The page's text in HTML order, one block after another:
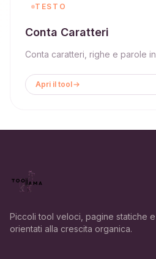
TESTO
Conta Caratteri
Conta caratteri, righe e parole
Apri il tool
Piccoli tool veloci, pagine statiche
orientati alla crescita organica.